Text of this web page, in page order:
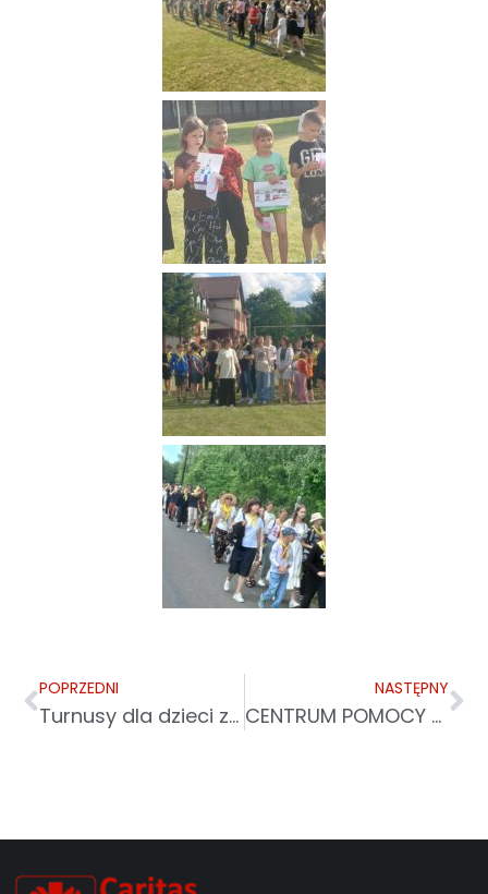
POPRZEDNI
Turnusy dla dzieci z Ukrainy i przygotowania do wakacji
NASTĘPNY
CENTRUM POMOCY MIGRANTOM I UCHODZCOM W PRZEMYŚLU PRZY CARITAS ARCHIDIECEZJI PRZEMYSKIEJ